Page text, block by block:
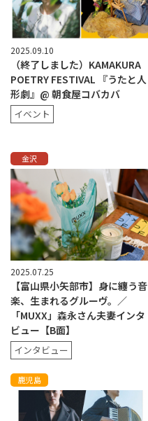
2025.09.10
（終了しました）KAMAKURA
POETRY FESTIVAL 『うたと人
形劇』@ 朝食屋コバカバ
イベント
金沢
2025.07.25
【富山県小矢部市】身に纏う音
楽、生まれるグルーヴ。／
「MUXX」森永さん夫妻インタ
ビュー【B面】
インタビュー
鹿児島